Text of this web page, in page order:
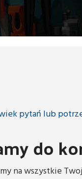
pytań lub
do
na wszystkie